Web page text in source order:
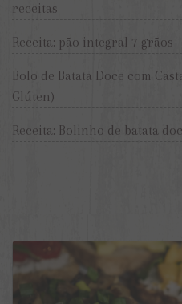
receitas
Receita: pão integral 7 grãos
Bolo de Batata Doce com
Glúten)
Receita: Bolinho de batata